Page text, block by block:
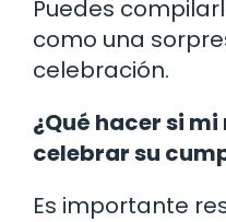
Puedes
como una
celebración.
¿Qué hacer si
celebrar su
Es importante